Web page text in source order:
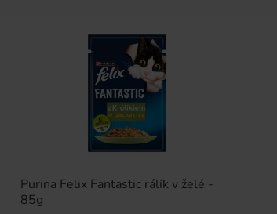
Purina Felix Fantastic rálík v želé -
85g